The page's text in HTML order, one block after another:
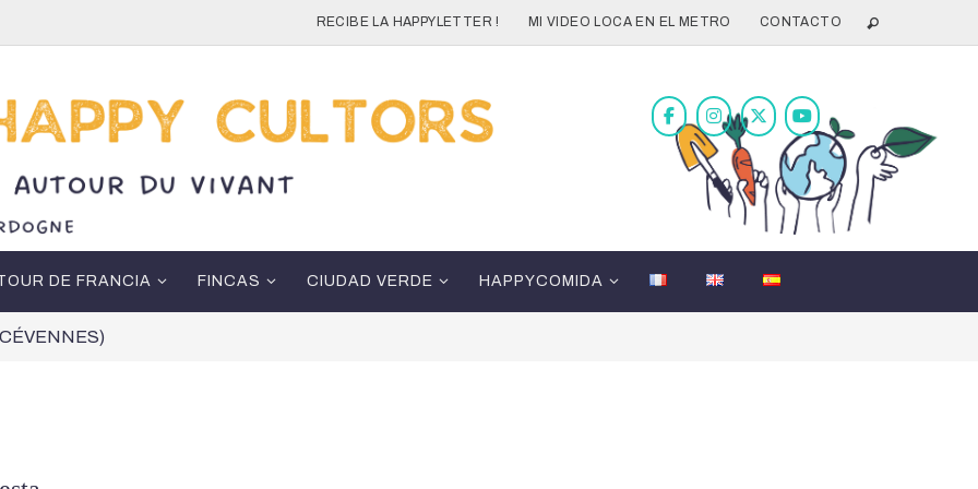
RECIBE LA HAPPYLETTER ! MI VIDEO LOCA EN EL METRO CONTACTO
DE FRANCIA FINCAS CIUDAD VERDE HAPPYCOMIDA